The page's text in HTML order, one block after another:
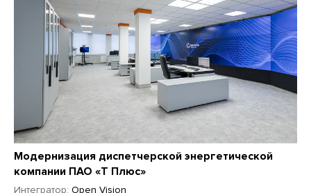
Модернизация диспетчерской энергетической
компании ПАО «Т Плюс»
Интегратор: Open Vision